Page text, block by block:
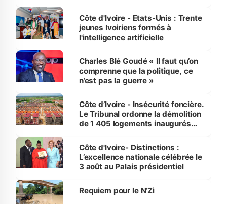
Côte d'Ivoire - Etats-Unis : Trente
jeunes Ivoiriens formés à
l'intelligence artificielle
Charles Blé Goudé « Il faut qu’on
comprenne que la politique, ce
n’est pas la guerre »
Côte d’Ivoire - Insécurité foncière.
Le Tribunal ordonne la démolition
de 1 405 logements inaugurés
Bassam
Côte d'Ivoire- Distinctions :
L’excellence nationale célébrée le
3 août au Palais présidentiel
Requiem pour le N’Zi